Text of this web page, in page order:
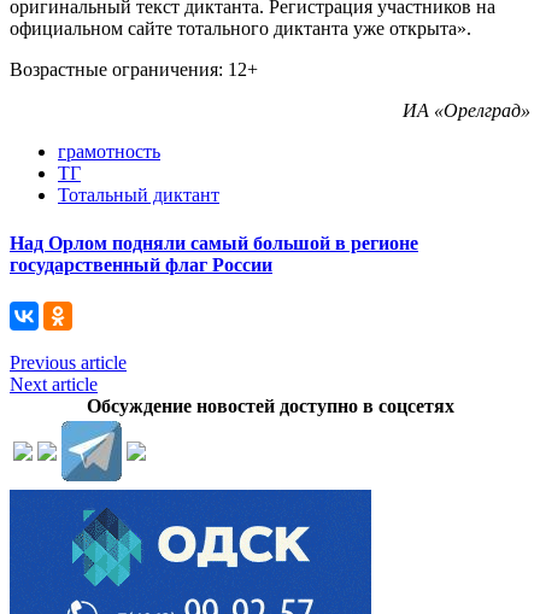
оригинальный текст диктанта. Регистрация участников на
официальном сайте тотального диктанта уже открыта».
Возрастные ограничения: 12+
ИА «Орелград»
грамотность
ТГ
Тотальный диктант
Над Орлом подняли самый большой в регионе
государственный флаг России
Previous article
Next article
Обсуждение новостей доступно в соцсетях